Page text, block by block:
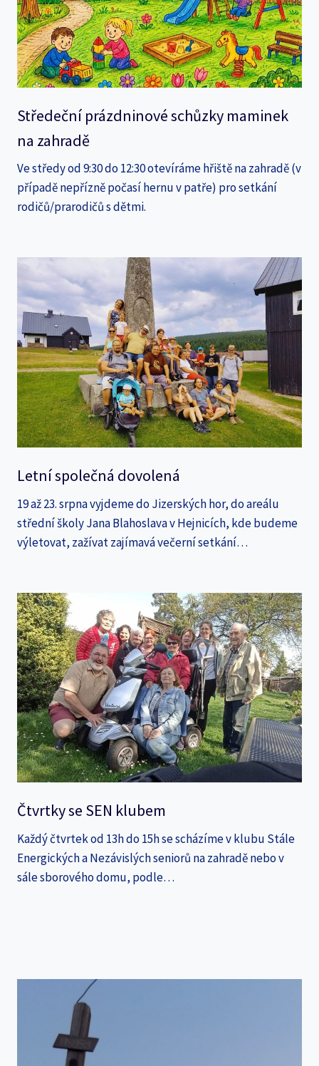
Středeční prázdninové schůzky maminek
na zahradě
Ve středy od 9:30 do 12:30 otevíráme hřiště na zahradě (v
případě nepřízně počasí hernu v patře) pro setkání
rodičů/prarodičů s dětmi.
Letní společná dovolená
19 až 23. srpna vyjdeme do Jizerských hor, do areálu
střední školy Jana Blahoslava v Hejnicích, kde budeme
výletovat, zažívat zajímavá večerní setkání…
Čtvrtky se SEN klubem
Každý čtvrtek od 13h do 15h se scházíme v klubu Stále
Energických a Nezávislých seniorů na zahradě nebo v
sále sborového domu, podle…